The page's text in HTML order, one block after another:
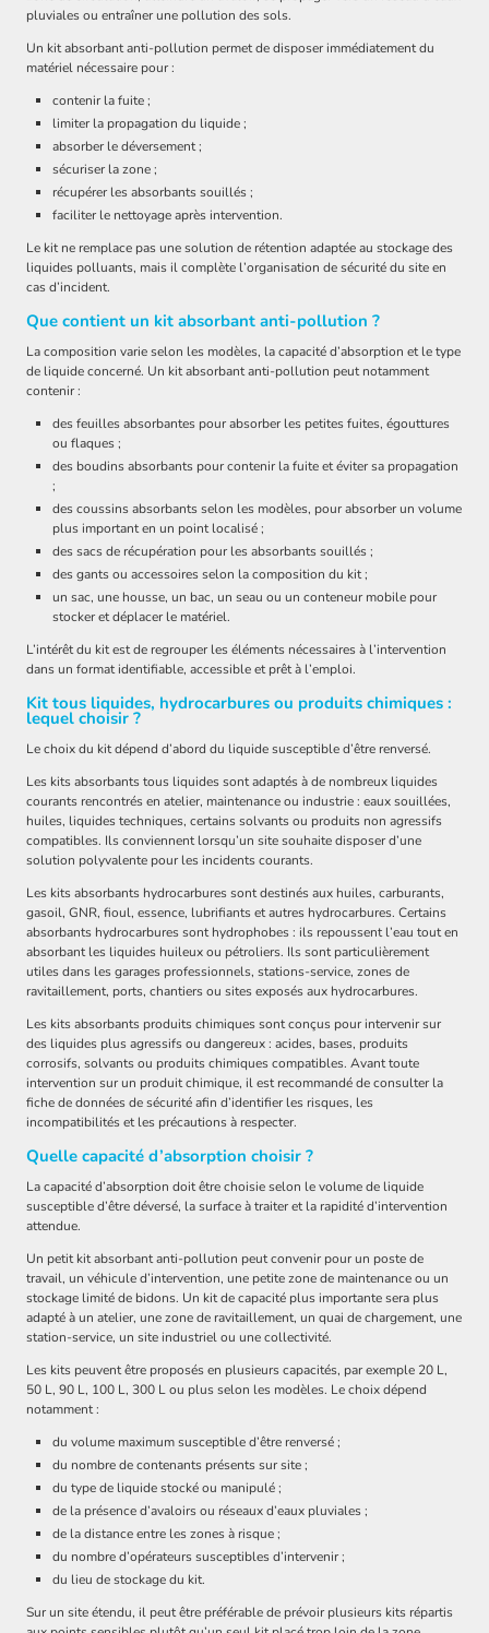
pluviales ou entraîner une pollution des sols.
Un kit absorbant anti-pollution permet de disposer immédiatement du
matériel nécessaire pour :
contenir la fuite ;
limiter la propagation du liquide ;
absorber le déversement ;
sécuriser la zone ;
récupérer les absorbants souillés ;
faciliter le nettoyage après intervention.
Le kit ne remplace pas une solution de rétention adaptée au stockage des
liquides polluants, mais il complète l’organisation de sécurité du site en
cas d’incident.
Que contient un kit absorbant anti-pollution ?
La composition varie selon les modèles, la capacité d’absorption et le type
de liquide concerné. Un kit absorbant anti-pollution peut notamment
contenir :
des feuilles absorbantes pour absorber les petites fuites, égouttures
ou flaques ;
des boudins absorbants pour contenir la fuite et éviter sa propagation
;
des coussins absorbants selon les modèles, pour absorber un volume
plus important en un point localisé ;
des sacs de récupération pour les absorbants souillés ;
des gants ou accessoires selon la composition du kit ;
un sac, une housse, un bac, un seau ou un conteneur mobile pour
stocker et déplacer le matériel.
L’intérêt du kit est de regrouper les éléments nécessaires à l’intervention
dans un format identifiable, accessible et prêt à l’emploi.
Kit tous liquides, hydrocarbures ou produits chimiques :
lequel choisir ?
Le choix du kit dépend d’abord du liquide susceptible d’être renversé.
Les kits absorbants tous liquides sont adaptés à de nombreux liquides
courants rencontrés en atelier, maintenance ou industrie : eaux souillées,
huiles, liquides techniques, certains solvants ou produits non agressifs
compatibles. Ils conviennent lorsqu’un site souhaite disposer d’une
solution polyvalente pour les incidents courants.
Les kits absorbants hydrocarbures sont destinés aux huiles, carburants,
gasoil, GNR, fioul, essence, lubrifiants et autres hydrocarbures. Certains
absorbants hydrocarbures sont hydrophobes : ils repoussent l’eau tout en
absorbant les liquides huileux ou pétroliers. Ils sont particulièrement
utiles dans les garages professionnels, stations-service, zones de
ravitaillement, ports, chantiers ou sites exposés aux hydrocarbures.
Les kits absorbants produits chimiques sont conçus pour intervenir sur
des liquides plus agressifs ou dangereux : acides, bases, produits
corrosifs, solvants ou produits chimiques compatibles. Avant toute
intervention sur un produit chimique, il est recommandé de consulter la
fiche de données de sécurité afin d’identifier les risques, les
incompatibilités et les précautions à respecter.
Quelle capacité d’absorption choisir ?
La capacité d’absorption doit être choisie selon le volume de liquide
susceptible d’être déversé, la surface à traiter et la rapidité d’intervention
attendue.
Un petit kit absorbant anti-pollution peut convenir pour un poste de
travail, un véhicule d’intervention, une petite zone de maintenance ou un
stockage limité de bidons. Un kit de capacité plus importante sera plus
adapté à un atelier, une zone de ravitaillement, un quai de chargement, une
station-service, un site industriel ou une collectivité.
Les kits peuvent être proposés en plusieurs capacités, par exemple 20 L,
50 L, 90 L, 100 L, 300 L ou plus selon les modèles. Le choix dépend
notamment :
du volume maximum susceptible d’être renversé ;
du nombre de contenants présents sur site ;
du type de liquide stocké ou manipulé ;
de la présence d’avaloirs ou réseaux d’eaux pluviales ;
de la distance entre les zones à risque ;
du nombre d’opérateurs susceptibles d’intervenir ;
du lieu de stockage du kit.
Sur un site étendu, il peut être préférable de prévoir plusieurs kits répartis